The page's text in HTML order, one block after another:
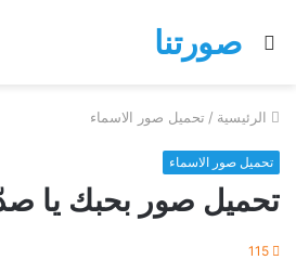
صورتنا
بحث
الرئيسية / تحميل صور الاسماء
تحميل صور الاسماء
تحميل صور بحبك يا
115